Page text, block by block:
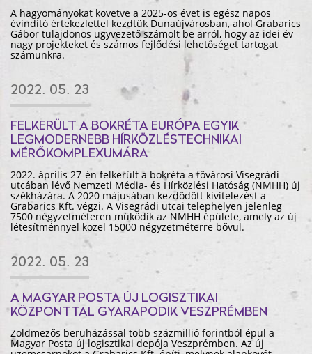
A hagyományokat követve a 2025-ös évet is egész napos
évindító értekezlettel kezdtük Dunaújvárosban, ahol Grabarics
Gábor tulajdonos ügyvezető számolt be arról, hogy az idei év
nagy projekteket és számos fejlődési lehetőséget tartogat
számunkra.
2022. 05. 23
FELKERÜLT A BOKRÉTA EURÓPA EGYIK
LEGMODERNEBB HÍRKÖZLÉSTECHNIKAI
MÉRŐKOMPLEXUMÁRA
2022. április 27-én felkerült a bokréta a fővárosi Visegrádi
utcában lévő Nemzeti Média- és Hírközlési Hatóság (NMHH) új
székházára. A 2020 májusában kezdődött kivitelezést a
Grabarics Kft. végzi. A Visegrádi utcai telephelyen jelenleg
7500 négyzetméteren működik az NMHH épülete, amely az új
létesítménnyel közel 15000 négyzetméterre bővül.
2022. 05. 23
A MAGYAR POSTA ÚJ LOGISZTIKAI
KÖZPONTTAL GYARAPODIK VESZPRÉMBEN
Zöldmezős beruházással több százmillió forintból épül a
Magyar Posta új logisztikai depója Veszprémben. Az új